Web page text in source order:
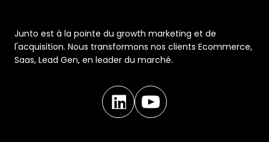
Junto est à la pointe du growth marketing et de
l'acquisition. Nous transformons nos clients Ecommerce,
Saas, Lead Gen, en leader du marché.